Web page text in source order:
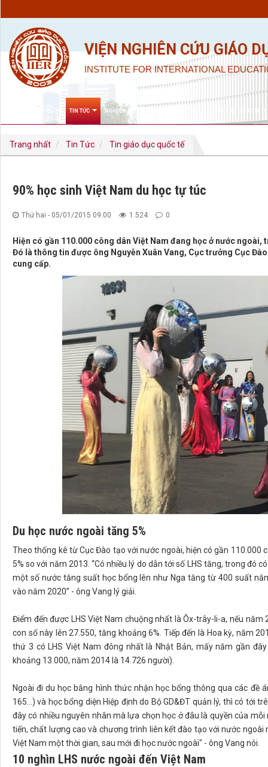
VIỆN NGHIÊN CỨU GIÁO
INSTITUTE FOR INTERNATIONAL
TIN TỨC NGHIÊN CỨU KHOA HỌC & ĐÀO TẠO HỢP TÁC QUỐC TẾ
Trang nhất Tin Tức Tin giáo dục quốc tế
90% học sinh Việt Nam du học tự túc
Thứ hai - 05/01/2015 09:00 1.524 0
Hiện có gần 110.000 công dân Việt Nam đang học ở nước
Đó là thông tin được ông Nguyễn Xuân Vang, Cục trưởng Cục
cung cấp.
Du học nước ngoài tăng 5%
Theo thống kê từ Cục Đào tạo với nước ngoài, hiện có gần 110.000
5% so với năm 2013. “Có nhiều lý do dẫn tới số LHS tăng, trong đó
một số nước tăng suất học bổng lên như Nga tăng từ 400 suất
vào năm 2020” - ông Vang lý giải.
Điểm đến được LHS Việt Nam chuộng nhất là Ôx-trây-li-a, nếu
con số này lên 27.550, tăng khoảng 6%. Tiếp đến là Hoa kỳ, năm
thứ 3 có LHS Việt Nam đông nhất là Nhật Bản, mấy năm gần
khoảng 13.000, năm 2014 là 14.726 người).
Ngoài đi du học bằng hình thức nhận học bổng thông qua các đề
165…) và học bổng diện Hiệp định do Bộ GD&ĐT quản lý, thì có tới
đây có nhiều nguyên nhân mà lựa chọn học ở đâu là quyền của
tiến, chất lượng cao và chương trình liên kết đào tạo với nước
Việt Nam một thời gian, sau mới đi học nước ngoài" - ông Vang nói.
10 nghìn LHS nước ngoài đến Việt Nam